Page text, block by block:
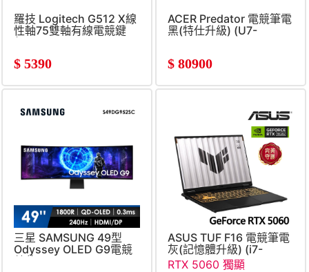
羅技 Logitech G512 X線
性軸75雙軸有線電競鍵
盤-黑
$ 5390
ACER Predator 電競筆電
黑(特仕升級) (U7-
$ 80900
三星 SAMSUNG 49型
Odyssey OLED G9電競
螢幕
ASUS TUF F16 電競筆電
灰(記憶體升級) (i7-
RTX 5060 獨顯